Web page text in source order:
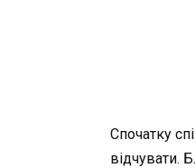
Спочатку
відчувати.